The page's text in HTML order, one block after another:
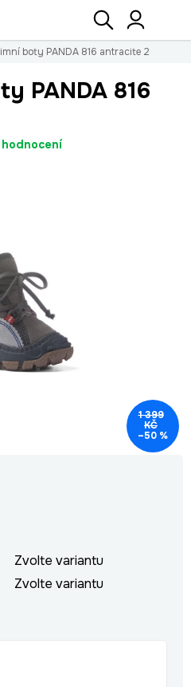
Hledat
boty PANDA 816 antracite 2
Zvolte variantu
Zvolte variantu
PANDA 816
1 399
KČ
–50 %